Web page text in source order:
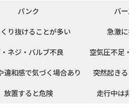
パンク
バース
り抜けることが多い
急激に抜
ネジ・バルブ不良
空気圧不足・
違和感で気づく場合あり
突然起きる
放置すると危険 走行中は非